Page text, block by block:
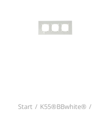
Start K55®BBwhite®